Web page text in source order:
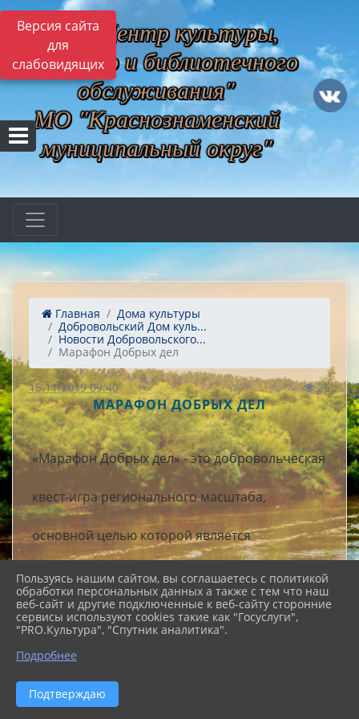
Версия сайта
для
слабовидящих
МБУ "Центр культуры,
музейного и библиотечного
обслуживания"
МО "Краснознаменский
муниципальный округ"
Главная
Дома культуры
Добровольский Дом куль...
Новости Добровольского...
Марафон Добрых дел
15.11.2019 09:40 26
МАРАФОН ДОБРЫХ ДЕЛ
«Марафон Добрых дел» - это добровольческая
квест-игра регионального масштаба,
основной целью которой является
вовлечение молодёжи в добровольческую
деятельность.
Суть игры заключается в выполнении добрых
дел по разным направлениям в командах в
течение 10 дней. Команды могут выбирать как
добрые дела из предложенного списка, так и
придумывать свои. В команды могут входить
от 3 до 5 человек. Игра является
Пользуясь нашим сайтом, вы соглашаетесь с политикой
обработки персональных данных а также с тем что наш
веб-сайт и другие подключенные к веб-сайту сторонние
сервисы используют cookies такие как "Госуслуги",
"PRO.Культура", "Спутник аналитика".
Подробнее
Подтверждаю